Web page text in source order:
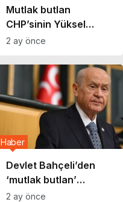
Mutlak butlan
CHP’sinin Yüksel
Disiplin Kurulu, yarın
2 ay önce
Devlet Bahçeli’den
‘mutlak butlan’
açıklaması: ‘Yargıtay
Haber
2 ay önce